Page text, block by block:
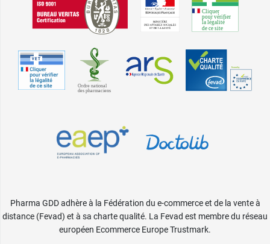
Pharma GDD adhère à la Fédération du e-commerce et de la vente à
distance (Fevad) et à sa charte qualité. La Fevad est membre du réseau
européen Ecommerce Europe Trustmark.